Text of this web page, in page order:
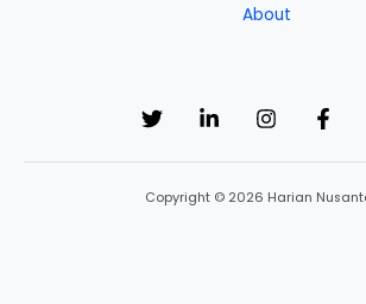
About
Copyright © 2026 Harian